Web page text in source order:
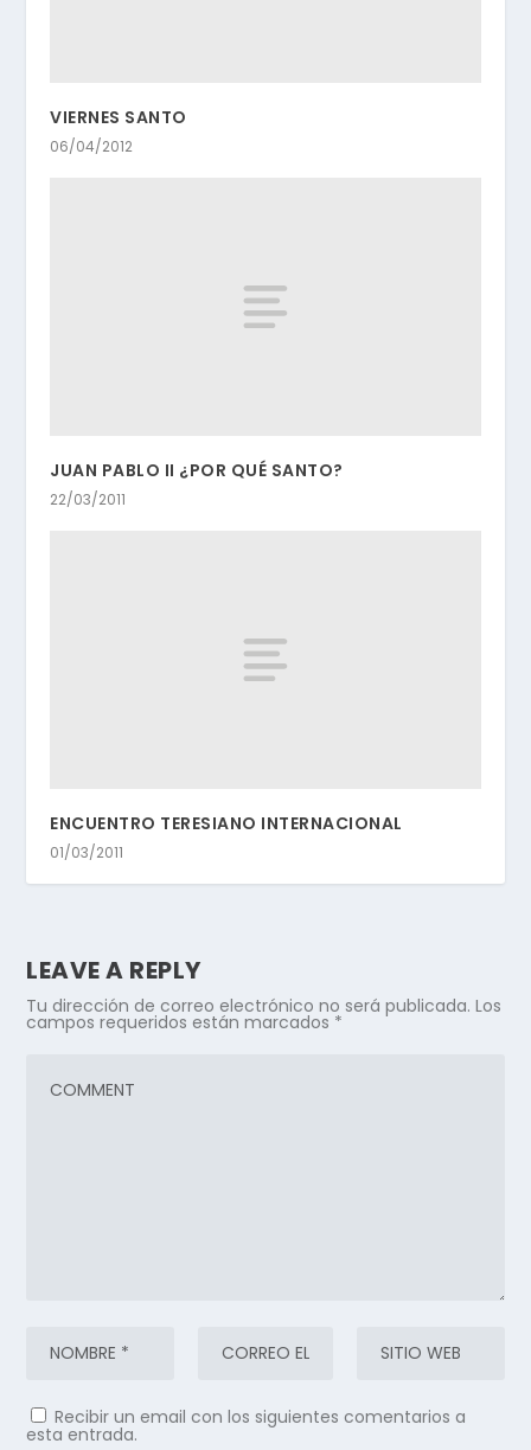
VIERNES SANTO
06/04/2012
JUAN PABLO II ¿POR QUÉ SANTO?
22/03/2011
ENCUENTRO TERESIANO INTERNACIONAL
01/03/2011
LEAVE A REPLY
Tu dirección de correo electrónico no será publicada. Los
campos requeridos están marcados *
Recibir un email con los siguientes comentarios a
esta entrada.